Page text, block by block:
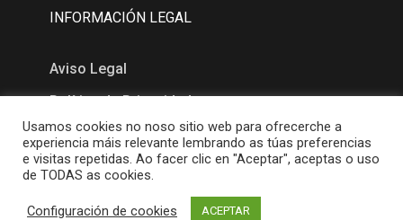
INFORMACIÓN LEGAL
Aviso Legal
Política de Privacidad
Política de Cookies
Usamos cookies no noso sitio web para ofrecerche a
experiencia máis relevante lembrando as túas preferencias
e visitas repetidas. Ao facer clic en "Aceptar", aceptas o uso
de TODAS as cookies.
Configuración de cookies ACEPTAR